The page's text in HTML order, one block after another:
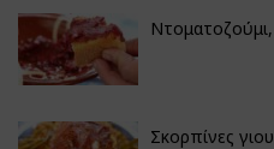
Σκορπίνες